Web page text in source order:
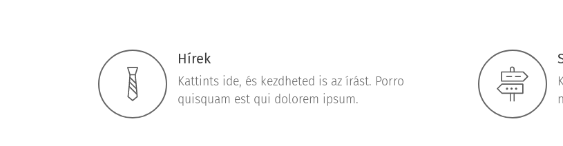
Hírek
Kattints ide, és kezdheted is az írást. Porro
quisquam est qui dolorem ipsum.